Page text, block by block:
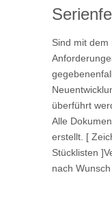
Sind mit dem
überführt
Alle
erstellt. [
Stücklisten
nach